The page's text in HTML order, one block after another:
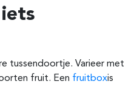
tussendoortje. Varieer met
fruit. Een fruitboxis